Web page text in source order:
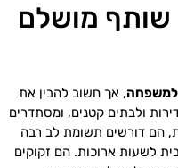
מושלם
למשפחה, אך חשוב להבין את
ולבתים קטנים, ומסתדרים
הם דורשים תשומת לב רבה
לשעות ארוכות. הם זקוקים